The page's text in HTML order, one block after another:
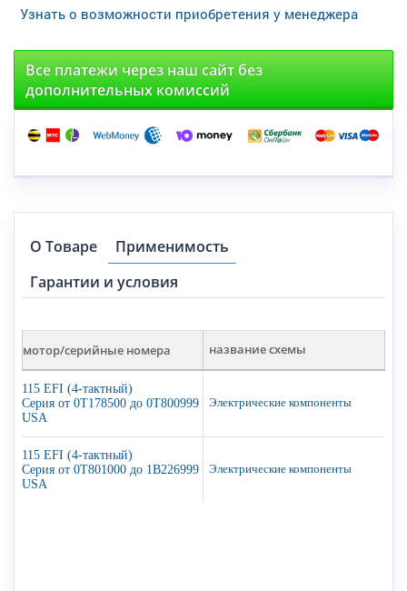
Узнать о возможности приобретения у менеджера
Все платежи через наш сайт без
дополнительных комиссий
О Товаре
Применимость
Гарантии и условия
мотор/серийные номера название схемы
115 EFI (4-тактный)
Серия от 0T178500 до 0T800999
USA
Электрические компоненты
115 EFI (4-тактный)
Серия от 0T801000 до 1B226999
USA
Электрические компоненты